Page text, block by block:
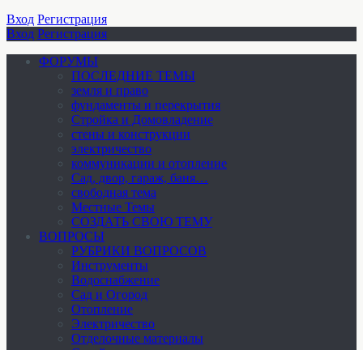
Вход Регистрация
Вход Регистрация
ФОРУМЫ
ПОСЛЕДНИЕ ТЕМЫ
земля и право
фундаменты и перекрытия
Стройка и Домовладение
стены и конструкции
электричество
коммуникации и отопление
Cад, двор, гараж, баня…
свободная тема
Местные Темы
СОЗДАТЬ СВОЮ ТЕМУ
ВОПРОСЫ
РУБРИКИ ВОПРОСОВ
Инструменты
Водоснабжение
Сад и Огород
Отопление
Электричество
Отделочные материалы